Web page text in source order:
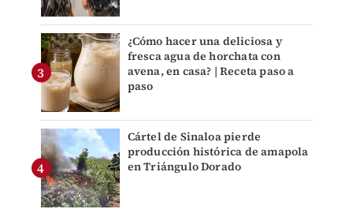
¿Cómo hacer una deliciosa y
fresca agua de horchata con
avena, en casa? | Receta paso a
paso
Cártel de Sinaloa pierde
producción histórica de amapola
en Triángulo Dorado